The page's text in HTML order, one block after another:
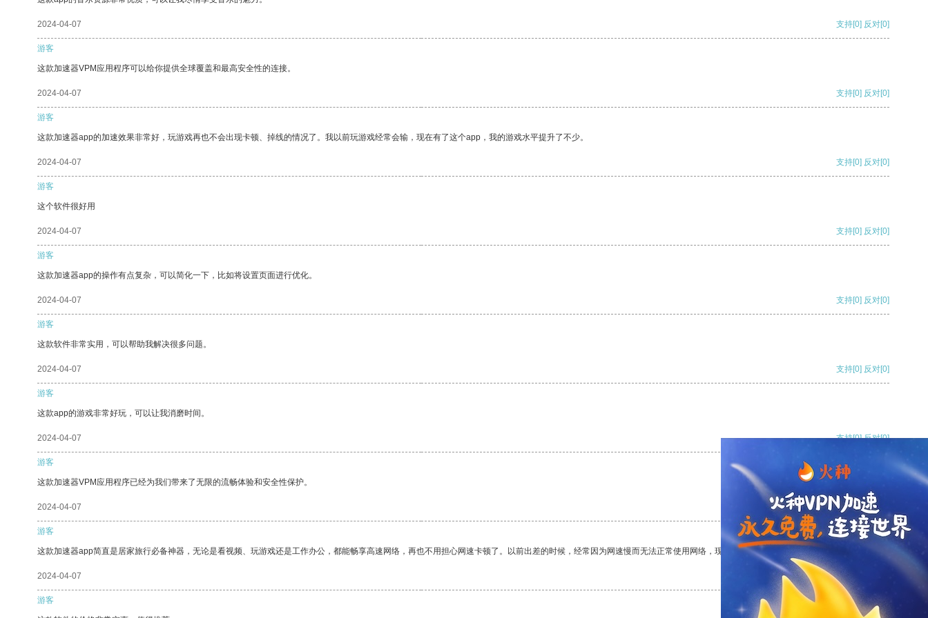
2024-04-07 支持[0] 反对[0]
游客
这款加速器VPM应用程序可以给你提供全球覆盖和最高安全性的连接。
2024-04-07 支持[0] 反对[0]
游客
这款加速器app的加速效果非常好，玩游戏再也不会出现卡顿、掉线的情况了。我以前玩游戏经常会输，现在有了这个app，我的游戏水平提升了不少。
2024-04-07 支持[0] 反对[0]
游客
这个软件很好用
2024-04-07 支持[0] 反对[0]
游客
这款加速器app的操作有点复杂，可以简化一下，比如将设置页面进行优化。
2024-04-07 支持[0] 反对[0]
游客
这款软件非常实用，可以帮助我解决很多问题。
2024-04-07 支持[0] 反对[0]
游客
这款app的游戏非常好玩，可以让我消磨时间。
2024-04-07 支持[0] 反对[0]
游客
这款加速器VPM应用程序已经为我们带来了无限的流畅体验和安全性保护。
2024-04-07 支持[0] 反对
游客
这款加速器app简直是居家旅行必备神器，无论是看视频、玩游戏还是工作办公，都能畅享高速网络，再也不用担心网速卡顿了。以前出差的时候，经常因为网速慢而无法正常使用网络，现在有了这个app，我再也不用担心了。
2024-04-07 支持
游客